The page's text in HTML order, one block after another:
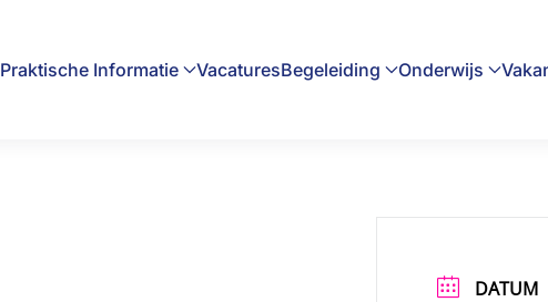
Praktische Informatie VacaturesBegeleiding Onderwijs
DATUM